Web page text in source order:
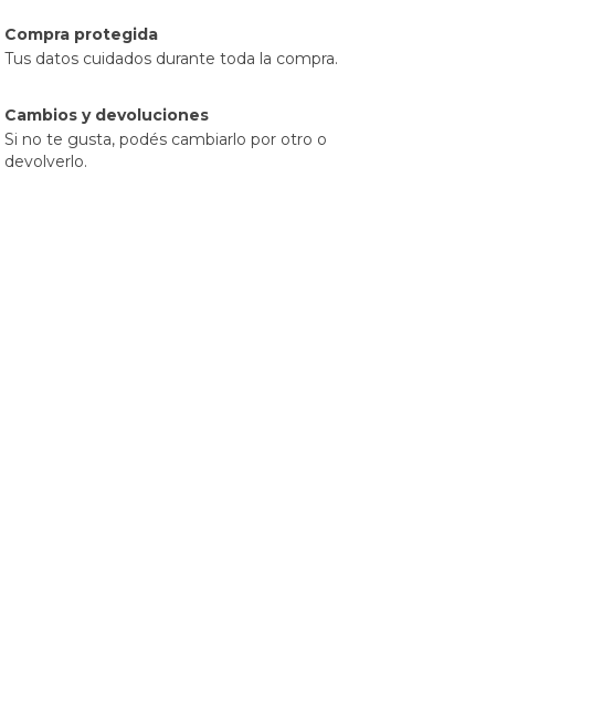
Compra protegida
Tus datos cuidados durante toda la compra.
Cambios y devoluciones
Si no te gusta, podés cambiarlo por otro o
devolverlo.